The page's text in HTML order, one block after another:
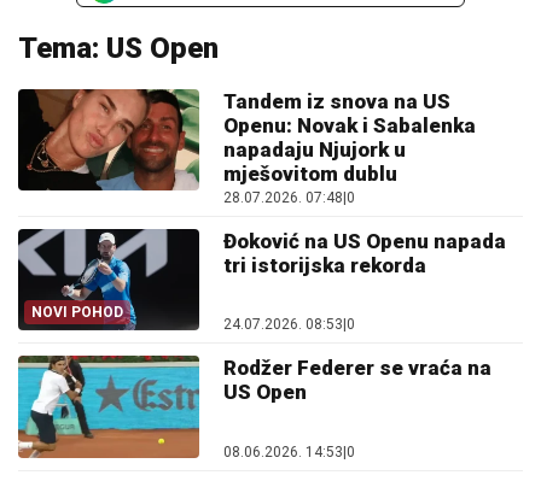
Tema: US Open
Tandem iz snova na US
Openu: Novak i Sabalenka
napadaju Njujork u
mješovitom dublu
28.07.2026. 07:48 0
NOVI POHOD
Đoković na US Openu napada
tri istorijska rekorda
24.07.2026. 08:53 0
Rodžer Federer se vraća na
US Open
08.06.2026. 14:53|0